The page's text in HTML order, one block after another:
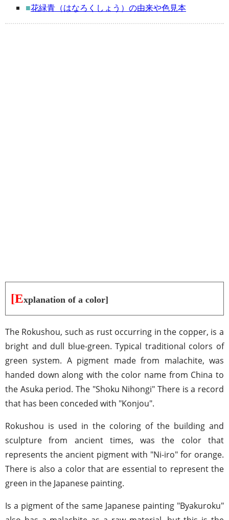
■花緑青（はなろくしょう）の由来や色見本
[Explanation of a color]
The Rokushou, such as rust occurring in the copper, is a
bright and dull blue-green. Typical traditional colors of
green system. A pigment made from malachite, was
handed down along with the color name from China to
the Asuka period. The "Shoku Nihongi" There is a record
that has been conceded with "Konjou".
Rokushou is used in the coloring of the building and
sculpture from ancient times, was the color that
represents the ancient pigment with "Ni-iro" for orange.
There is also a color that are essential to represent the
green in the Japanese painting.
Is a pigment of the same Japanese painting "Byakuroku"